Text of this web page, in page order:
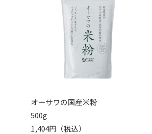
オーサワの国産米粉
500g
1,404円（税込）